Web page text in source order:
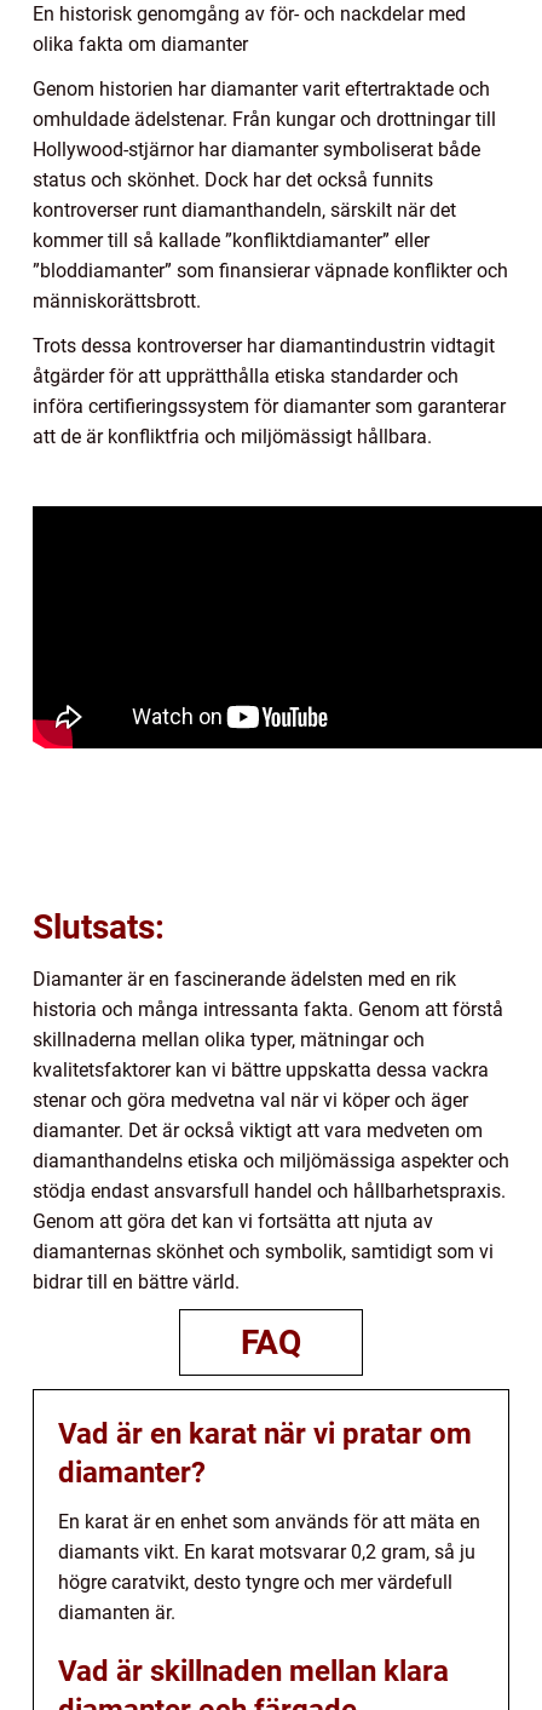
En historisk genomgång av för- och nackdelar med
olika fakta om diamanter
Genom historien har diamanter varit eftertraktade och
omhuldade ädelstenar. Från kungar och drottningar till
Hollywood-stjärnor har diamanter symboliserat både
status och skönhet. Dock har det också funnits
kontroverser runt diamanthandeln, särskilt när det
kommer till så kallade ”konfliktdiamanter” eller
”bloddiamanter” som finansierar väpnade konflikter och
människorättsbrott.
Trots dessa kontroverser har diamantindustrin vidtagit
åtgärder för att upprätthålla etiska standarder och
införa certifieringssystem för diamanter som garanterar
att de är konfliktfria och miljömässigt hållbara.
Slutsats:
Diamanter är en fascinerande ädelsten med en rik
historia och många intressanta fakta. Genom att förstå
skillnaderna mellan olika typer, mätningar och
kvalitetsfaktorer kan vi bättre uppskatta dessa vackra
stenar och göra medvetna val när vi köper och äger
diamanter. Det är också viktigt att vara medveten om
diamanthandelns etiska och miljömässiga aspekter och
stödja endast ansvarsfull handel och hållbarhetspraxis.
Genom att göra det kan vi fortsätta att njuta av
diamanternas skönhet och symbolik, samtidigt som vi
bidrar till en bättre värld.
FAQ
Vad är en karat när vi pratar om
diamanter?
En karat är en enhet som används för att mäta en
diamants vikt. En karat motsvarar 0,2 gram, så ju
högre caratvikt, desto tyngre och mer värdefull
diamanten är.
Vad är skillnaden mellan klara